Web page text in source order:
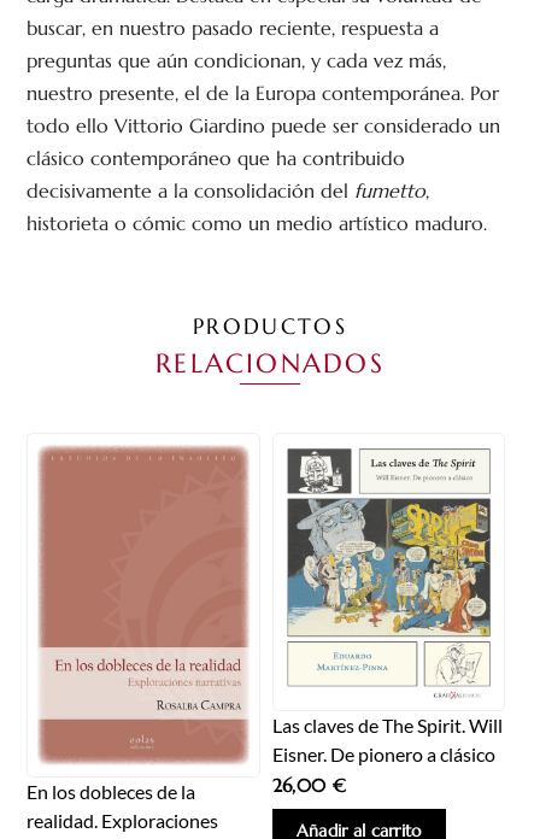
buscar, en nuestro pasado reciente, respuesta a
preguntas que aún condicionan, y cada vez más,
nuestro presente, el de la Europa contemporánea. Por
todo ello Vittorio Giardino puede ser considerado un
clásico contemporáneo que ha contribuido
decisivamente a la consolidación del fumetto,
historieta o cómic como un medio artístico maduro.
PRODUCTOS
RELACIONADOS
En los dobleces de la
realidad. Exploraciones
Las claves de The Spirit. Will
Eisner. De pionero a clásico
26,00 €
Añadir al carrito